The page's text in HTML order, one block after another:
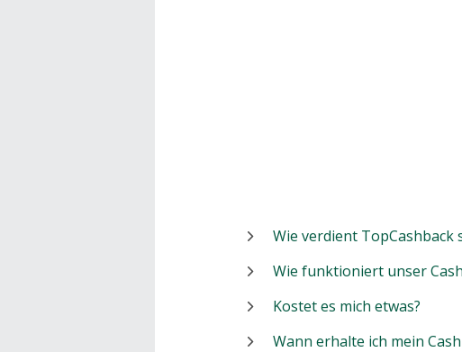
Wie verdient TopCashback
Wie funktioniert unser
Kostet es mich etwas?
Wann erhalte ich mein